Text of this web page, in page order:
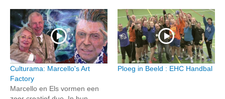
Culturama: Marcello's Art
Factory
Marcello en Els vormen een
Ploeg in Beeld : EHC Handbal